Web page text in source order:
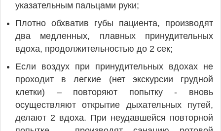
указательным пальцами руки;
Плотно обхватив губы пациента, производят
два медленных, плавных принудительных
вдоха, продолжительностью до 2 сек;
Если воздух при принудительных вдохах не
проходит в легкие (нет экскурсии грудной
клетки) – повторяют попытку - вновь
осуществляют открытие дыхательных путей,
делают 2 вдоха. При неудавшейся повторной